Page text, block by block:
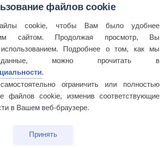
файлов cookie
cookie, чтобы Вам было удобнее
сайтом. Продолжая просмотр, Вы
Подробнее о том, как мы
данные, можно прочитать в
.
ограничить или полностью
файлов cookie, изменив соответствующие
в Вашем веб-браузере.
Принять